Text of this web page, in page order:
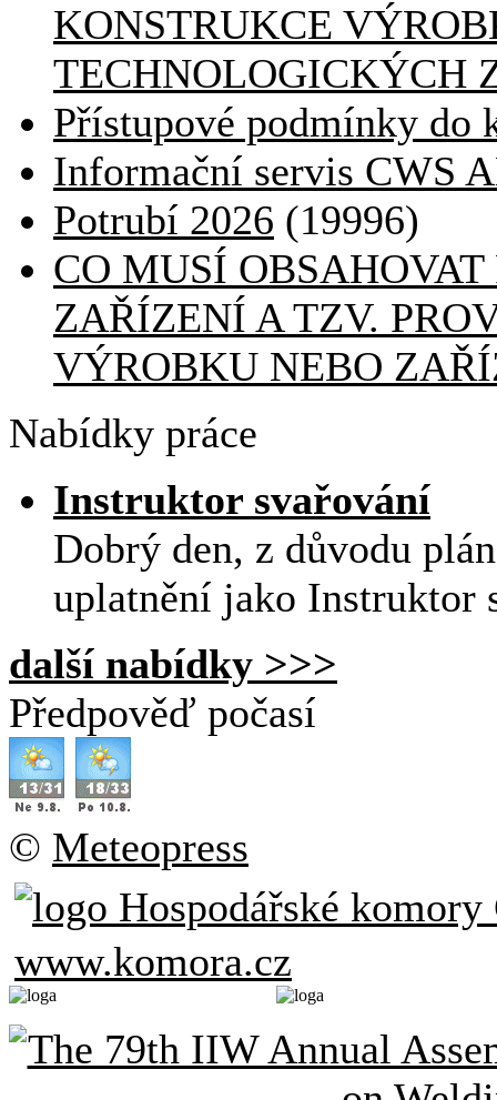
KONSTRUKCE
TECHNOLOGICKÝCH
Přístupové podmínky
Informační servis CWS
Potrubí 2026 (19996)
CO MUSÍ
ZAŘÍZENÍ A TZV.
VÝROBKU NEBO
Nabídky práce
Instruktor svařování
Dobrý den, z důvodu
uplatnění jako
další nabídky >>>
Předpověď počasí
© Meteopress
www.komora.cz